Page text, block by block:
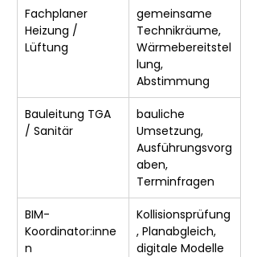
Fachplaner
Heizung /
Lüftung
gemeinsame
Technikräume,
Wärmebereitstel
lung,
Abstimmung
Bauleitung TGA
/ Sanitär
bauliche
Umsetzung,
Ausführungsvorg
aben,
Terminfragen
BIM-
Koordinator:inne
n
Kollisionsprüfung
, Planabgleich,
digitale Modelle